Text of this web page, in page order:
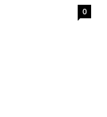
0